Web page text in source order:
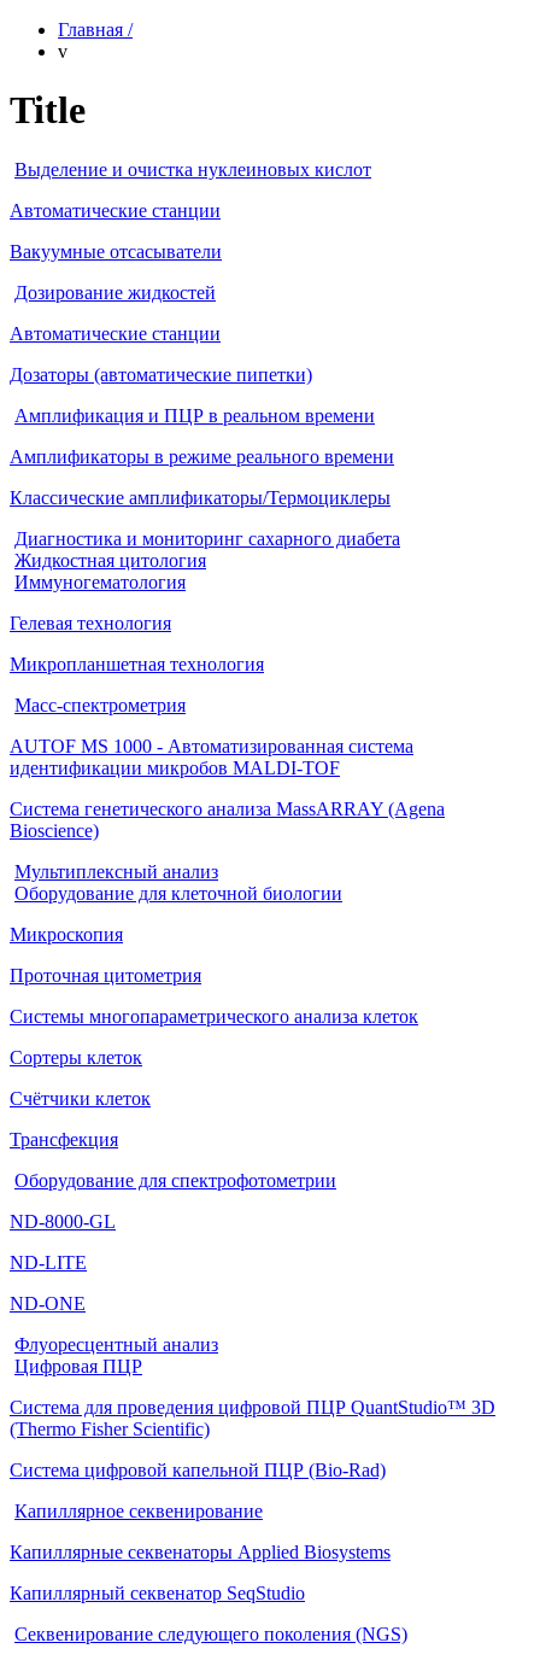
Главная /
v
Title
Выделение и очистка нуклеиновых кислот
Автоматические станции
Вакуумные отсасыватели
Дозирование жидкостей
Автоматические станции
Дозаторы (автоматические пипетки)
Амплификация и ПЦР в реальном времени
Амплификаторы в режиме реального времени
Классические амплификаторы/Термоциклеры
Диагностика и мониторинг сахарного диабета
Жидкостная цитология
Иммуногематология
Гелевая технология
Микропланшетная технология
Масс-спектрометрия
AUTOF MS 1000 - Автоматизированная система
идентификации микробов MALDI-TOF
Система генетического анализа MassARRAY (Agena
Bioscience)
Мультиплексный анализ
Оборудование для клеточной биологии
Микроскопия
Проточная цитометрия
Системы многопараметрического анализа клеток
Сортеры клеток
Счётчики клеток
Трансфекция
Оборудование для спектрофотометрии
ND-8000-GL
ND-LITE
ND-ONE
Флуоресцентный анализ
Цифровая ПЦР
Система для проведения цифровой ПЦР QuantStudio™ 3D
(Thermo Fisher Scientific)
Система цифровой капельной ПЦР (Bio-Rad)
Капиллярное секвенирование
Капиллярные секвенаторы Applied Biosystems
Капиллярный секвенатор SeqStudio
Секвенирование следующего поколения (NGS)